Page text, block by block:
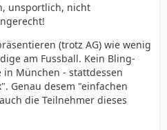
unsportlich, nicht
(trotz AG) wie wenig
am Fussball. Kein Bling-
München - stattdessen
Genau desem "einfachen
die Teilnehmer dieses